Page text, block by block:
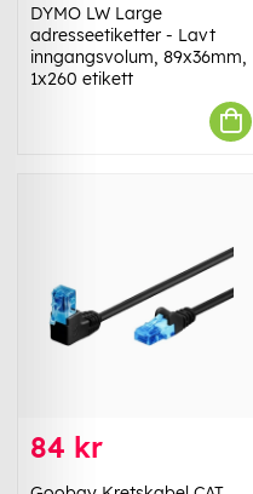
DYMO LW Large
adresseetiketter - Lavt
inngangsvolum, 89x36mm,
1x260 etikett
84 kr